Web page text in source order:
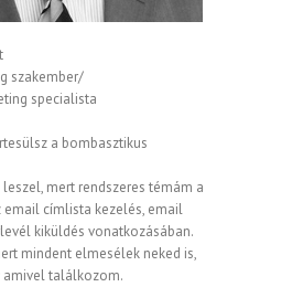
szakember/
specialista
a bombasztikus
mert rendszeres témám a
email címlista kezelés, email
kiküldés vonatkozásában.
mindent elmesélek neked is,
amivel találkozom.